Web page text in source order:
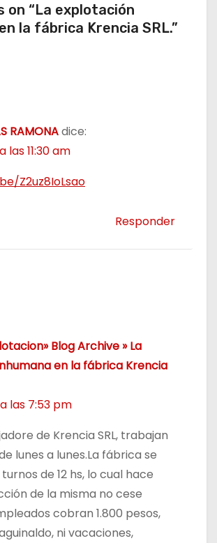
on “La explotación
la fábrica Krencia SRL.”
RAMONAdice:
las 11:30 am
Z2uz8IoLsao
Responder
Blog Archive » La
en la fábrica Krencia
las 7:53 pm
de Krencia SRL, trabajan
lunes a lunes.La fábrica se
de 12 hs, lo cual hace
de la misma no cese
cobran 1.800 pesos,
ni vacaciones,